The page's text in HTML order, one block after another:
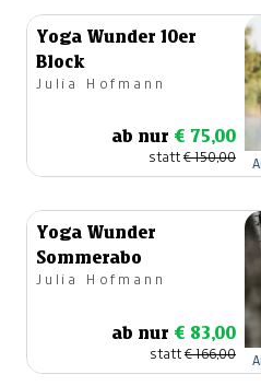
Yoga Wunder 10er
Block
Julia Hofmann
ab nur € 75,00
statt€ 150,00
Yoga Wunder
Sommerabo
Julia Hofmann
ab nur € 83,00
statt€ 166,00